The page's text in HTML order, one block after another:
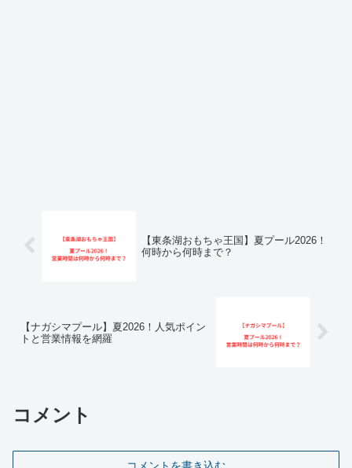
【東条湖おもちゃ王国】夏プール2026！
何時から何時まで？
【ナガシマプール】夏2026！人気ポイン
トと営業情報を網羅
コメント